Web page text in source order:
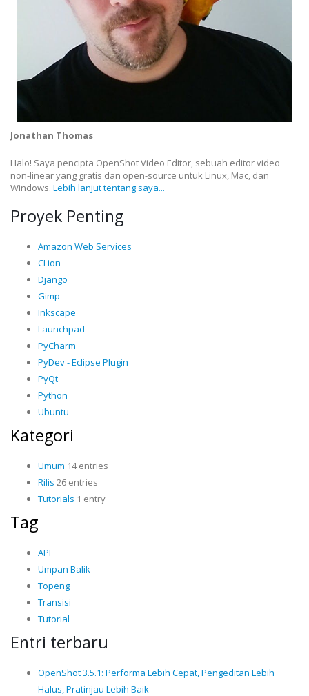
Jonathan Thomas
Halo! Saya pencipta OpenShot Video Editor, sebuah editor video
non-linear yang gratis dan open-source untuk Linux, Mac, dan
Windows. Lebih lanjut tentang saya...
Proyek Penting
Amazon Web Services
CLion
Django
Gimp
Inkscape
Launchpad
PyCharm
PyDev - Eclipse Plugin
PyQt
Python
Ubuntu
Kategori
Umum 14 entries
Rilis 26 entries
Tutorials 1 entry
Tag
API
Umpan Balik
Topeng
Transisi
Tutorial
Entri terbaru
OpenShot 3.5.1: Performa Lebih Cepat, Pengeditan Lebih
Halus, Pratinjau Lebih Baik